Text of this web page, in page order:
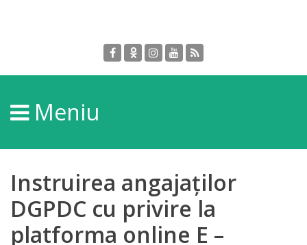
DGPDC
Informații
despre
DGPDC
Subdiviziuni/Servicii
Structura
Meniu
Instruirea angajaților
DGPDC cu privire la
platforma online E –